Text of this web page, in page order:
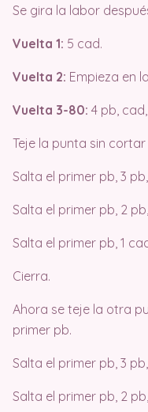
Se gira la labor
Vuelta 1: 5 cad.
Vuelta 2: Empieza en
Vuelta 3-80: 4 pb,
Teje la punta sin
Salta el primer pb, 3
Salta el primer pb, 2
Salta el primer pb, 1
Cierra.
Ahora se teje la otra
primer pb.
Salta el primer pb, 3
Salta el primer pb, 2